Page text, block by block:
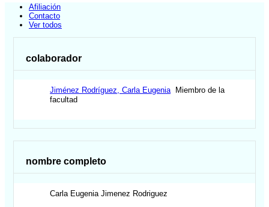
Afiliación
Contacto
Ver todos
colaborador
Jiménez Rodríguez, Carla EugeniaMiembro de la
facultad
nombre completo
Carla Eugenia Jimenez Rodriguez